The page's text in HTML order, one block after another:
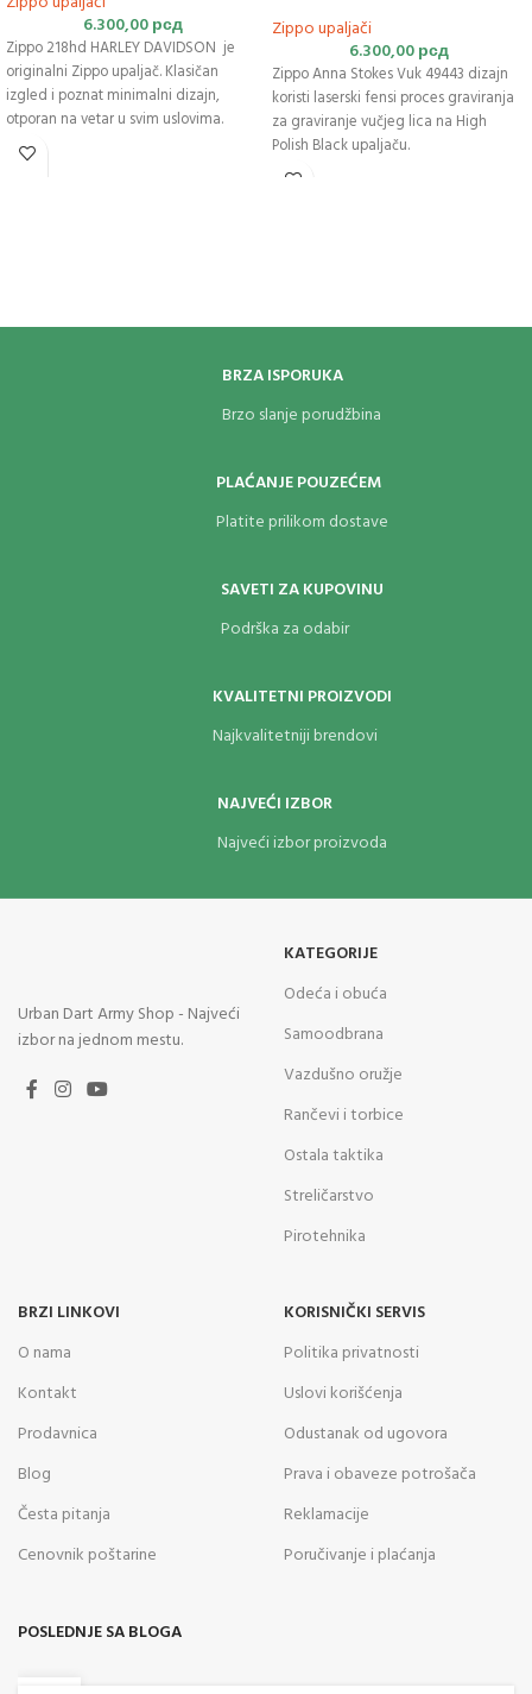
6.300,00рсд
Zippo 218hd HARLEY DAVIDSON je
originalni Zippo upaljač. Klasičan
izgled i poznat minimalni dizajn,
otporan na vetar u svim uslovima.
Zippo upaljači
6.300,00рсд
Zippo Anna Stokes Vuk 49443 dizajn
koristi laserski fensi proces graviranja
za graviranje vučjeg lica na High
Polish Black upaljaču.
BRZA ISPORUKA
Brzo slanje porudžbina
PLAĆANJE POUZEĆEM
Platite prilikom dostave
SAVETI ZA KUPOVINU
Podrška za odabir
KVALITETNI PROIZVODI
Najkvalitetniji brendovi
NAJVEĆI IZBOR
Najveći izbor proizvoda
Urban Dart Army Shop - Najveći
izbor na jednom mestu.
KATEGORIJE
Odeća i obuća
Samoodbrana
Vazdušno oružje
Rančevi i torbice
Ostala taktika
Streličarstvo
Pirotehnika
BRZI LINKOVI
O nama
Kontakt
Prodavnica
Blog
Česta pitanja
Cenovnik poštarine
KORISNIČKI SERVIS
Politika privatnosti
Uslovi korišćenja
Odustanak od ugovora
Prava i obaveze potrošača
Reklamacije
Poručivanje i plaćanja
POSLEDNJE SA BLOGA